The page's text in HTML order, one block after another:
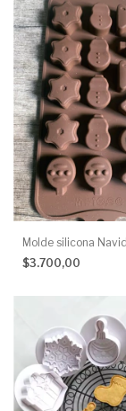
Molde silicona
$3.700,00